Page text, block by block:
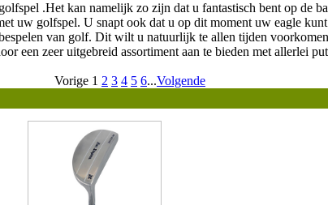
.Het kan namelijk zo zijn dat u fantastisch bent op de
uw golfspel. U snapt ook dat u op dit moment uw eagle
van golf. Dit wilt u natuurlijk te allen tijden
een zeer uitgebreid assortiment aan te bieden met allerlei
Vorige 1 2 3 4 5 6...Volgende